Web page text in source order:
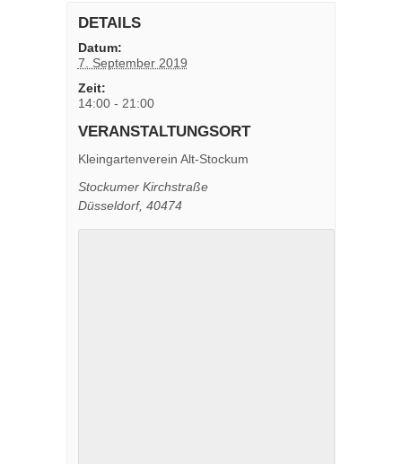
DETAILS
Datum:
7. September 2019
Zeit:
14:00 - 21:00
VERANSTALTUNGSORT
Kleingartenverein Alt-Stockum
Stockumer Kirchstraße
Düsseldorf, 40474